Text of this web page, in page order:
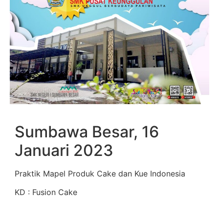
Sumbawa Besar, 16
Januari 2023
Praktik Mapel Produk Cake dan Kue Indonesia
KD : Fusion Cake